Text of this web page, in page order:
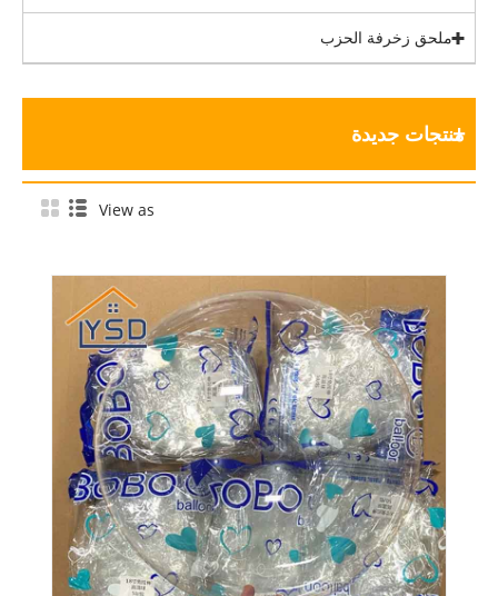
ملحق زخرفة الحزب
منتجات جديدة
View as